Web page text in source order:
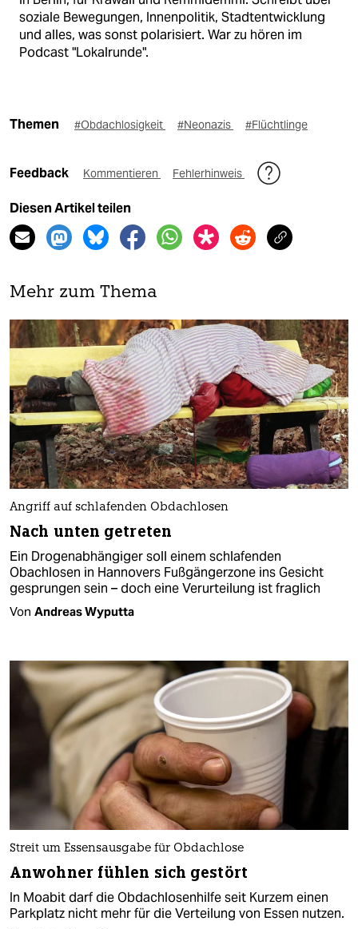
soziale Bewegungen, Innenpolitik, Stadtentwicklung
und alles, was sonst polarisiert. War zu hören im
Podcast "Lokalrunde".
Themen #Obdachlosigkeit #Neonazis #Flüchtlinge
Feedback Kommentieren Fehlerhinweis
Diesen Artikel teilen
Mehr zum Thema
Angriff auf schlafenden Obdachlosen
Nach unten getreten
Ein Drogenabhängiger soll einem schlafenden
Obachlosen in Hannovers Fußgängerzone ins Gesicht
gesprungen sein – doch eine Verurteilung ist fraglich
Von Andreas Wyputta
Streit um Essensausgabe für Obdachlose
Anwohner fühlen sich gestört
In Moabit darf die Obdachlosenhilfe seit Kurzem einen
Parkplatz nicht mehr für die Verteilung von Essen nutzen.